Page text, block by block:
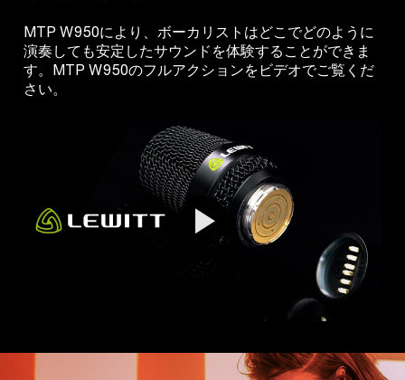
MTP W950により、ボーカリストはどこでどのように
演奏しても安定したサウンドを体験することができま
す。MTP W950のフルアクションをビデオでご覧くだ
さい。